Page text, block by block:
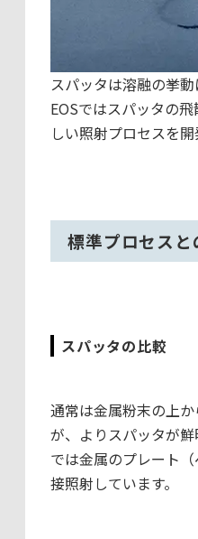
スパッタは溶融の挙動
EOSではスパッタの
しい照射プロセスを開
標準プロセスと
スパッタの比較
通常は金属粉末の上
が、よりスパッタが
では金属のプレート
接照射しています。